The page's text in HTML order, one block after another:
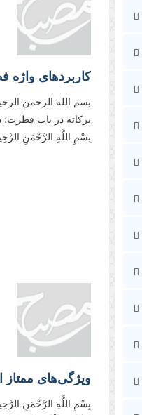
کاربردهای
بسم الله الرحمن
بِسْمِ اللَّهِ الرَّحْمَنِ
بِسْمِ اللَّهِ الرَّحْمَنِ